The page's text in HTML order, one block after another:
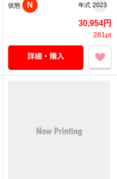
状態 N 年式 2023
30,954円
281pt